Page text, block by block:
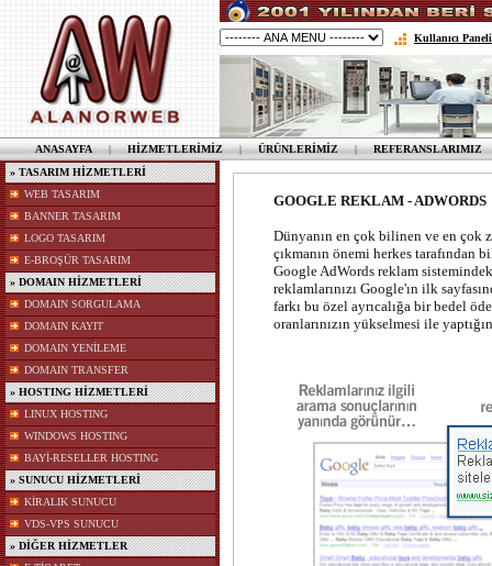
Kullanıcı Paneli
ANASAYFA|HİZMETLERİMİZ|ÜRÜNLERİMİZ|REFERANSLARIMIZ
» TASARIM HİZMETLERİ
WEB TASARIM
BANNER TASARIM
LOGO TASARIM
E-BROŞÜR TASARIM
» DOMAIN HİZMETLERİ
DOMAIN SORGULAMA
DOMAIN KAYIT
DOMAIN YENİLEME
DOMAIN TRANSFER
» HOSTING HİZMETLERİ
LINUX HOSTING
WINDOWS HOSTING
BAYİ-RESELLER HOSTING
» SUNUCU HİZMETLERİ
KİRALIK SUNUCU
VDS-VPS SUNUCU
» DİĞER HİZMETLER
GOOGLE REKLAM - ADWORDS
Dünyanın en çok bilinen ve en çok
çıkmanın önemi herkes tarafından
Google AdWords reklam
reklamlarınızı Google'ın ilk
farkı bu özel ayrıcalığa bir bedel
oranlarınızın yükselmesi ile